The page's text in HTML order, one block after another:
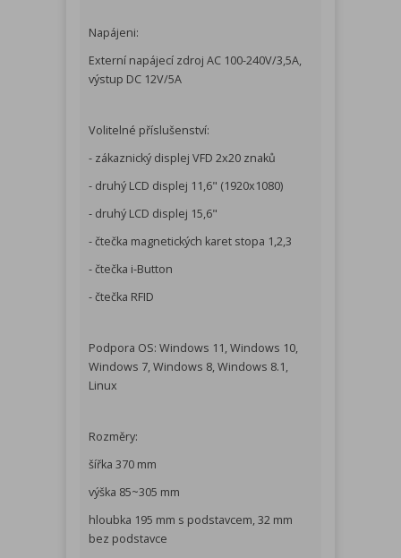
Napájeni:
Externí napájecí zdroj AC 100-240V/3,5A,
výstup DC 12V/5A
Volitelné příslušenství:
- zákaznický displej VFD 2x20 znaků
- druhý LCD displej 11,6" (1920x1080)
- druhý LCD displej 15,6"
- čtečka magnetických karet stopa 1,2,3
- čtečka i-Button
- čtečka RFID
Podpora OS: Windows 11, Windows 10,
Windows 7, Windows 8, Windows 8.1,
Linux
Rozměry:
šířka 370 mm
výška 85~305 mm
hloubka 195 mm s podstavcem, 32 mm
bez podstavce